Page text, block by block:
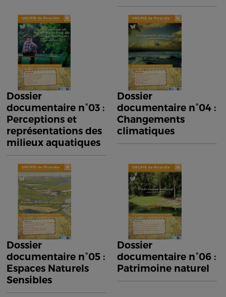
Dossier
documentaire n°03 :
Perceptions et
représentations des
milieux aquatiques
Dossier
documentaire n°04 :
Changements
climatiques
Dossier
documentaire n°05 :
Espaces Naturels
Sensibles
Dossier
documentaire n°06 :
Patrimoine naturel